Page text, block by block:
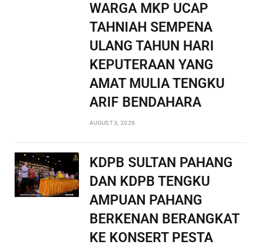
WARGA MKP UCAP
TAHNIAH SEMPENA
ULANG TAHUN HARI
KEPUTERAAN YANG
AMAT MULIA TENGKU
ARIF BENDAHARA
AUGUST 3, 2026
KDPB SULTAN PAHANG
DAN KDPB TENGKU
AMPUAN PAHANG
BERKENAN BERANGKAT
KE KONSERT PESTA